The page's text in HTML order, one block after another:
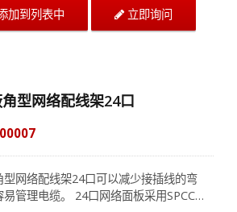
，RJ45 配线架允许网络管理员轻松移动、
网络信号。我们的目标是帮助企业从一
加到列表中 立即询问
型网络配线架24口
型网络配线架24口可以减少接插线的弯
易管理电缆。 24口网络面板采用SPCC材